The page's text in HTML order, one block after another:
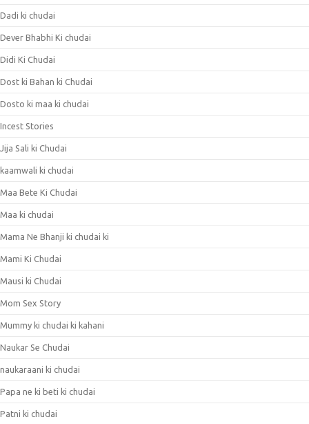
Dadi ki chudai
Dever Bhabhi Ki chudai
Didi Ki Chudai
Dost ki Bahan ki Chudai
Dosto ki maa ki chudai
Incest Stories
Jija Sali ki Chudai
kaamwali ki chudai
Maa Bete Ki Chudai
Maa ki chudai
Mama Ne Bhanji ki chudai ki
Mami Ki Chudai
Mausi ki Chudai
Mom Sex Story
Mummy ki chudai ki kahani
Naukar Se Chudai
naukaraani ki chudai
Papa ne ki beti ki chudai
Patni ki chudai